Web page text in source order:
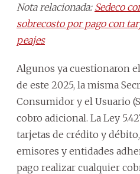
Nota relacionada: Sedeco
sobrecosto por pago con
peajes
Algunos ya cuestionaron
de este 2025, la misma
Consumidor y el Usuario
cobro adicional. La Ley
tarjetas de crédito y
emisores y entidades
pago realizar cualquier